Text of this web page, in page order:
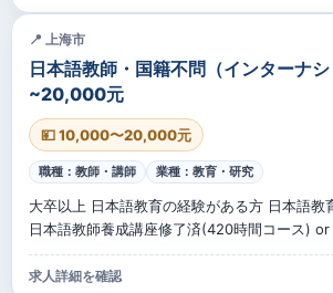
📍 上海市
日本語教師・国籍不問（インターナ
~20,000元
💴 10,000〜20,000元
職種：教師・講師 業種：教育・研究
大卒以上 日本語教育の経験がある方 日本語教
日本語教師養成講座修了済(420時間コース)
求人詳細を確認